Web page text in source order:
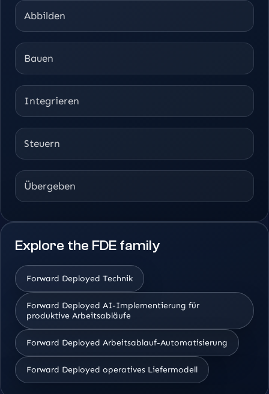
Abbilden
Bauen
Integrieren
Steuern
Übergeben
Explore the FDE family
Forward Deployed Technik
Forward Deployed AI-Implementierung für
produktive Arbeitsabläufe
Forward Deployed Arbeitsablauf-Automatisierung
Forward Deployed operatives Liefermodell